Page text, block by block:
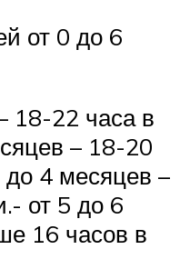
от 0 до 6
18-22 часа в
– 18-20
до 4 месяцев –
от 5 до 6
16 часов в